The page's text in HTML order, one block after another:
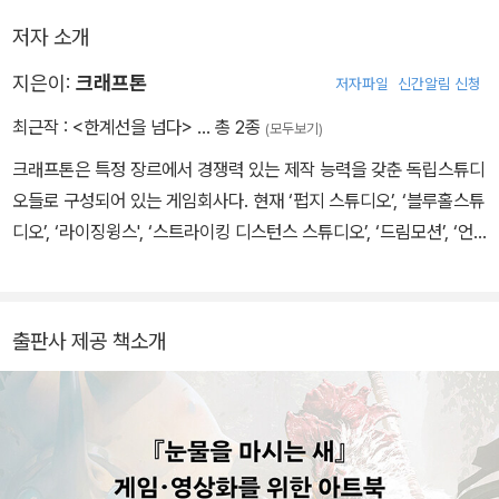
에 상세한 텍스트로 담겨 있다. 원저작자인 이영도 작가는 <한계선을
넘다>의 텍스트를 읽고 '흥미로운 상상이 꽤 재미있다'고 평가하기도
하였다.
저자 소개
지은이: 크래프톤 저자파일 신간알림 신청
최근작 : <한계선을 넘다> … 총 2종 (모두보기)
크래프톤은 특정 장르에서 경쟁력 있는 제작 능력을 갖춘 독립스튜디
오들로 구성되어 있는 게임회사다. 현재 ‘펍지 스튜디오’, ‘블루홀스튜
디오’, ‘라이징윙스', ‘스트라이킹 디스턴스 스튜디오’, ‘드림모션’, ‘언
모바일(NEW STATE MOBILE)」, MMORPG 「테라(TERA)」, 「엘
리온(ELYON)」, 서바이벌호러 「칼리스토 프로토콜(The Callisto P
rotocol)」등을 개발했으며, PC, 모바일, 콘솔 등 여러 플랫폼에서 즐
길 수 있는 다양한 게임들을 제작해 나가고 있다. 게임 개발을 중심으
로 딥러닝과 엔터테인먼트 등 새로운 분야의 사업에도 도전 중이며,
출판사 제공 책소개